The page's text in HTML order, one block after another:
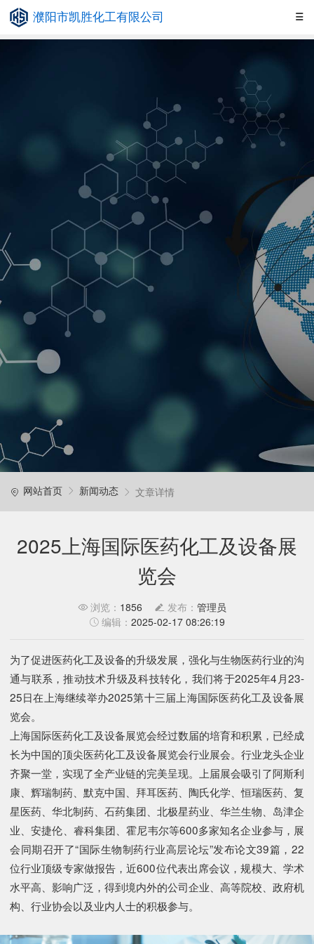
濮阳市凯胜化工有限公司
网站首页 新闻动态 文章详情
2025上海国际医药化工及设备展
览会
1856
管理员
2025-02-17 08:26:19
为了促进医药化工及设备的升级发展，强化与生物医药行业的沟
通与联系，推动技术升级及科技转化，我们将于2025年4月23-
25日在上海继续举办2025第十三届上海国际医药化工及设备展
览会。
上海国际医药化工及设备展览会经过数届的培育和积累，已经成
长为中国的顶尖医药化工及设备展览会行业展会。行业龙头企业
齐聚一堂，实现了全产业链的完美呈现。上届展会吸引了阿斯利
康、辉瑞制药、默克中国、拜耳医药、陶氏化学、恒瑞医药、复
星医药、华北制药、石药集团、北极星药业、华兰生物、岛津企
业、安捷伦、睿科集团、霍尼韦尔等600多家知名企业参与，展
会同期召开了“国际生物制药行业高层论坛”发布论文39篇，22
位行业顶级专家做报告，近600位代表出席会议，规模大、学术
水平高、影响广泛，得到境内外的公司企业、高等院校、政府机
构、行业协会以及业内人士的积极参与。